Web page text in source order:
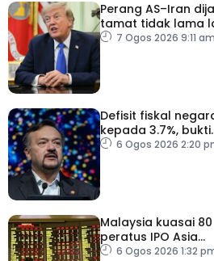
Perang AS–Iran
tamat tidak lama
Trump
7 Ogos 2026 9:11 am
Defisit fiskal
kepada 3.7%, bukti
keyakinan pelabur
6 Ogos 2026 2:20
Malaysia kuasai 80
peratus IPO Asia
Tenggara, kumpul
6 Ogos 2026 1:32